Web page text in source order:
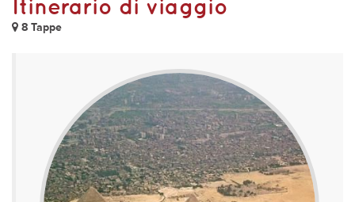
Itinerario di viaggio
8 Tappe